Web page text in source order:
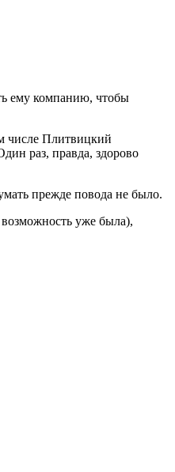
ему компанию, чтобы
числе Плитвицкий
раз, правда, здорово
прежде повода не было.
уже была),